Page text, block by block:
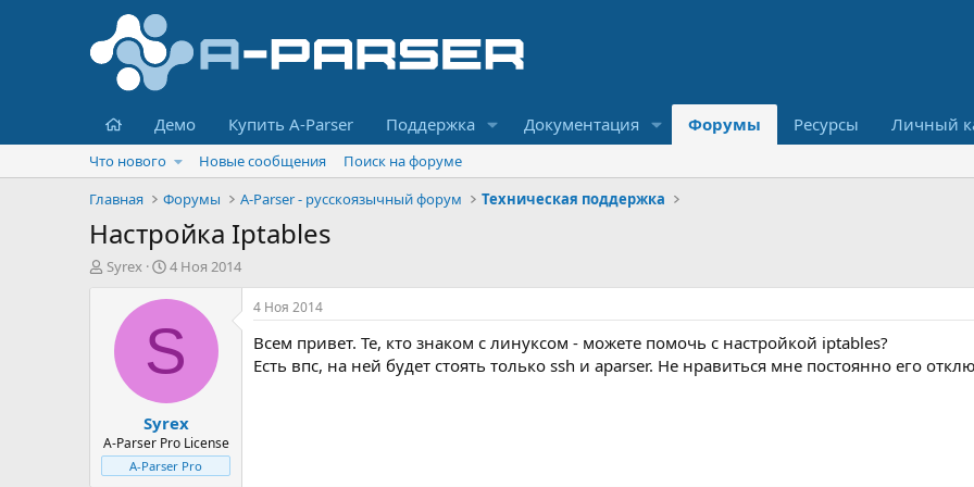
Главная
Демо Купить A-Parser Поддержка Документация Форумы Ресурсы Личный
Что нового Новые сообщения
Поиск на форуме
Главная
Форумы A-Parser - русскоязычный форум Техническая поддержка
Настройка Iptables
А
Syrex
Д
т
а
н
а
а
л
а
4 Ноя 2014
S
Syrex
A-Parser Pro License
A-Parser Pro
4 Ноя 2014
Всем привет. Те, кто знаком с линуксом - можете помочь с настройкой iptables?
Есть впс, на ней будет стоять только ssh и aparser. Не нравиться мне постоянно его